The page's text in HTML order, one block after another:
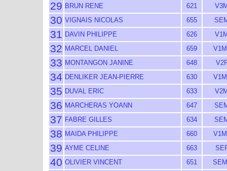
29 BRUN RENE 621
30 VIGNAIS NICOLAS 655
31 DAVIN PHILIPPE 626
32 MARCEL DANIEL 659
33 MONTANGON JANINE 648
34 DENLIKER JEAN-PIERRE 630
35 DUVAL ERIC 633
36 MARCHERAS YOANN 647
37 FABRE GILLES 634
38 MAIDA PHILIPPE 660
39 AYME CELINE 663
40 OLIVIER VINCENT 651